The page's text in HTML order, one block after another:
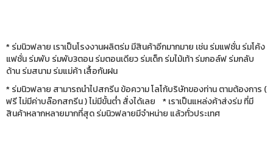
* ร่มนิวฟลาย เราเป็นโรงงานผลิตร่ม มีสินค้าอีกมากมาย เช่น ร่มแฟชั่น ร่มโค้ง
แฟชั่น ร่มพับ ร่มพับ3ตอน ร่มตอนเดียว ร่มเด็ก ร่มไม้เท้า ร่มกอล์ฟ ร่มกลับ
ด้าน ร่มสนาม ร่มแม่ค้า เสื้อกันฝน
* ร่มนิวฟลาย สามารถนำไปสกรีน ข้อความ โลโก้บริษัทของท่าน ตามต้องการ (
ฟรี ไม่มีค่าบล๊อกสกรีน ) ไม่มีขั้นต่ำ สั่งได้เลย * เราเป็นแหล่งค้าส่งร่ม ที่มี
สินค้าหลากหลายมากที่สุด ร่มนิวฟลายมีจำหน่าย แล้วทั่วประเทศ